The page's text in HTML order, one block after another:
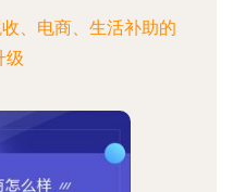
、电商、生活补助的
级